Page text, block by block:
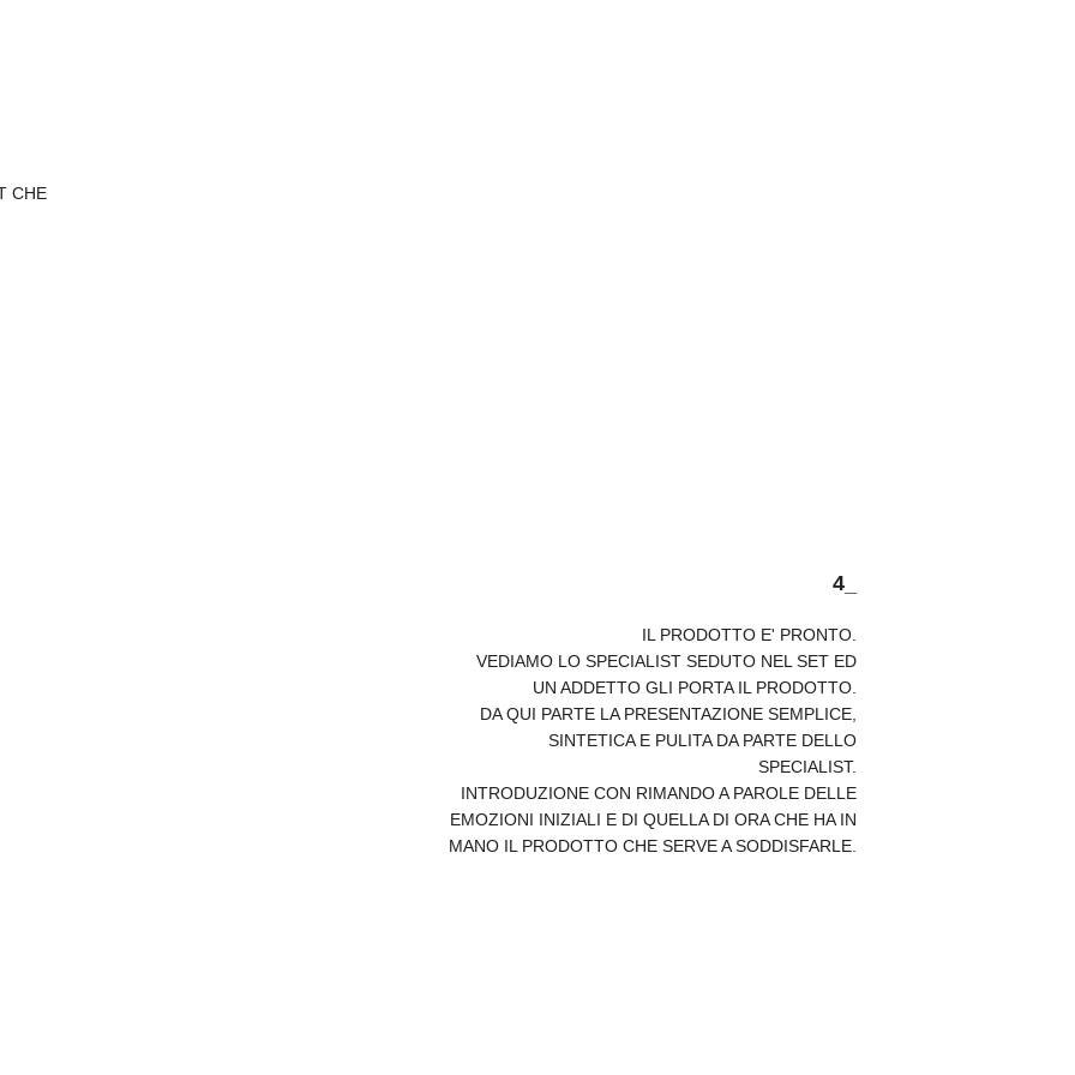
CHE
4_
IL PRODOTTO E' PRONTO.
VEDIAMO LO SPECIALIST SEDUTO NEL SET ED
UN ADDETTO GLI PORTA IL PRODOTTO.
DA QUI PARTE LA PRESENTAZIONE SEMPLICE,
SINTETICA E PULITA DA PARTE DELLO
SPECIALIST.
INTRODUZIONE CON RIMANDO A PAROLE DELLE
EMOZIONI INIZIALI E DI QUELLA DI ORA CHE HA IN
MANO IL PRODOTTO CHE SERVE A SODDISFARLE.